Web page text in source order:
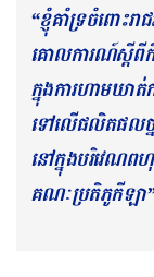
“ខ្ញុំគាំទ្រចំពោះរ
គោលការណ៍ស្ដីពីកី
ក្នុងការហាមឃាត់
ទៅលើផលិតផលថ្
នៅក្នុងបរិវេណ
គណៈប្រតិភូកីឡា